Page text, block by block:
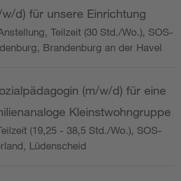
d) für unsere Einrichtung
Teilzeit (30 Std./Wo.), SOS-
Brandenburg an der Havel
(m/w/d) für eine
Kleinstwohngruppe
(19,25 - 38,5 Std./Wo.), SOS-
Lüdenscheid